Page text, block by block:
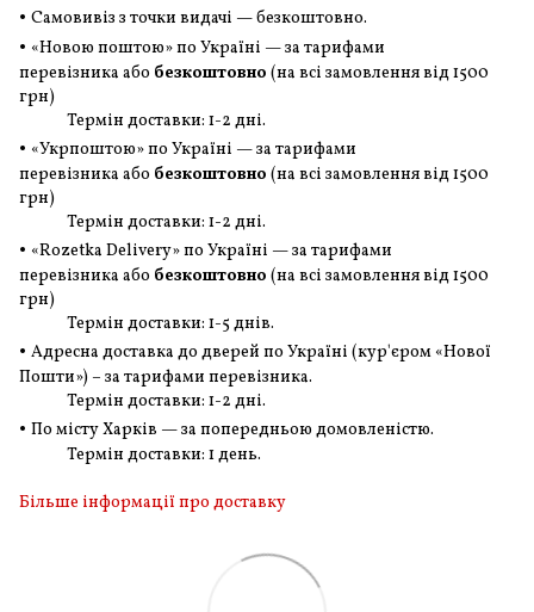
• Самовивіз з точки видачі — безкоштовно.
• «Новою поштою» по Україні — за тарифами
перевізника або безкоштовно (на всі замовленнявід 1500
грн)
Термін доставки: 1-2 дні.
• «Укрпоштою» по Україні — за тарифами
перевізника або безкоштовно (на всі замовленнявід 1500
грн)
Термін доставки: 1-2 дні.
• «Rozetka Delivery» по Україні — за тарифами
перевізника або безкоштовно (на всі замовленнявід 1500
грн)
Термін доставки: 1-5 днів.
• Адресна доставка до дверей по Україні (кур'єром «Нової
Пошти») – за тарифами перевізника.
Термін доставки: 1-2 дні.
• По місту Харків — за попередньою домовленістю.
Термін доставки: 1 день.
Більше інформації про доставку